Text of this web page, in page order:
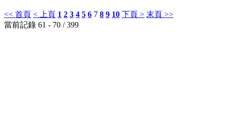
<< 首頁 < 上頁 1 2 3 4 5 6 7 8 9 10 下頁 > 末頁 >>
當前記錄 61 - 70 / 399